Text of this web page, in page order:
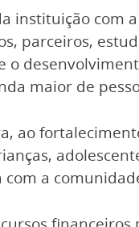
instituição com a
parceiros,
o
maior de
ao
a